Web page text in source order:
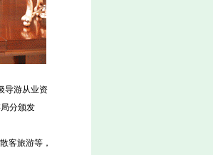
导游从业资
分颁发
客旅游等，